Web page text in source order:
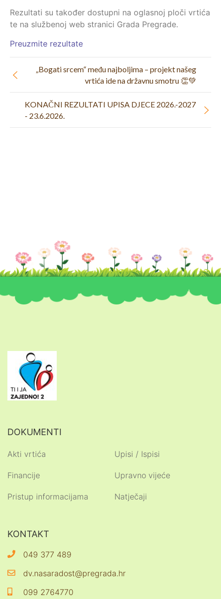
Rezultati su također dostupni na oglasnoj ploči vrtića
te na službenoj web stranici Grada Pregrade.
Preuzmite rezultate
KONAČNI REZULTATI UPISA DJECE 2026.-2027
- 23.6.2026.
„Bogati srcem“ među najboljima – projekt našeg
vrtića ide na državnu smotru 👏💚
DOKUMENTI
Akti vrtića
Financije
Pristup informacijama
Upisi / Ispisi
Upravno vijeće
Natječaji
KONTAKT
049 377 489
dv.nasaradost@pregrada.hr
099 2764770